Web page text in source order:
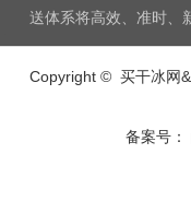
送体系将高效、准时、
Copyright © 买干冰网
备案号：